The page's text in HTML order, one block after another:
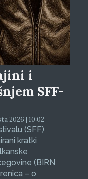
i
SFF-
2026 | 10:02
(SFF)
kratki
(BIRN
– o